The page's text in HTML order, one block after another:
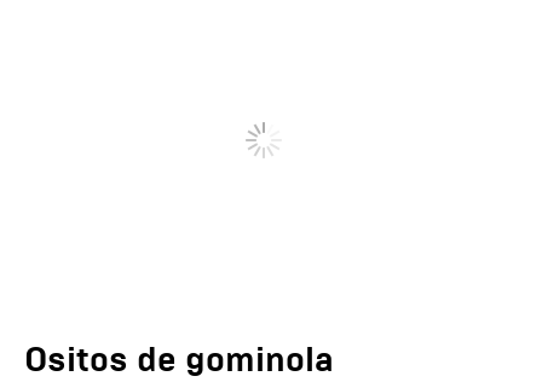
Ositos de gominola